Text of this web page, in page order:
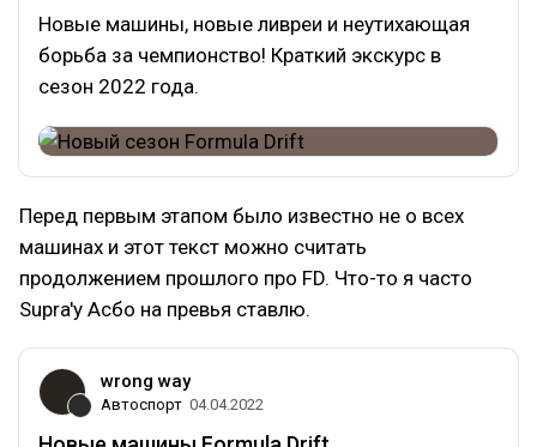
Новые машины, новые ливреи и неутихающая
борьба за чемпионство! Краткий экскурс в
сезон 2022 года.
Перед первым этапом было известно не о всех
машинах и этот текст можно считать
продолжением прошлого про FD. Что-то я часто
Supra'у Асбо на превья ставлю.
wrong way
Автоспорт 04.04.2022